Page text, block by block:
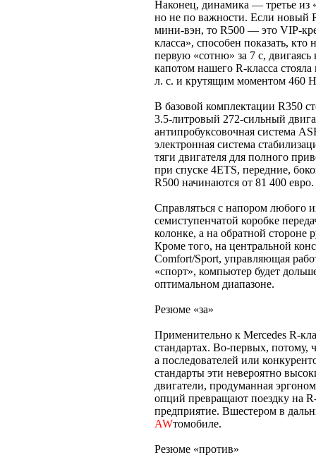
Наконец, динамика — третье из
но не по важности. Если новый
мини-вэн, то R500 — это VIP-
класса», способен показать,
первую «сотню» за 7 с,
капотом нашего R-класса
л. с. и крутящим моментом 460
В базовой комплектации R350
3.5-литровый 272-сильный
антипробуксовочная система
электронная система
тяги двигателя для полного
при спуске 4ETS, передние,
R500 начинаются от 81 400 евро.
Справляться с напором любого
семиступенчатой коробке
колонке, а на обратной стороне
Кроме того, на центральной
Comfort/Sport, управляющая
«спорт», компьютер будет
оптимальном диапазоне.
Резюме «за»
Применительно к Mercedes R-
стандартах. Во-первых, потому,
а последователей или
стандарты эти невероятно
двигатели, продуманная
опций превращают поездку на
предприятие. Вшестером в
AWтомобиле.
Резюме «против»